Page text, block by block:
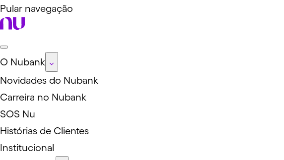
Pular navegação
O Nubank
Novidades do Nubank
Carreira no Nubank
SOS Nu
Histórias de Clientes
Institucional